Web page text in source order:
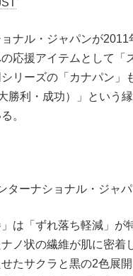
ナル・ジャパンが
の応援アイテムとして
リーズの「カナパン」
勝利・成功）」という
。
ターナショナル・ジャ
は「ずれ落ち軽減」が
ノ状の繊維が肌に密着
せたサクラと黒の2色展